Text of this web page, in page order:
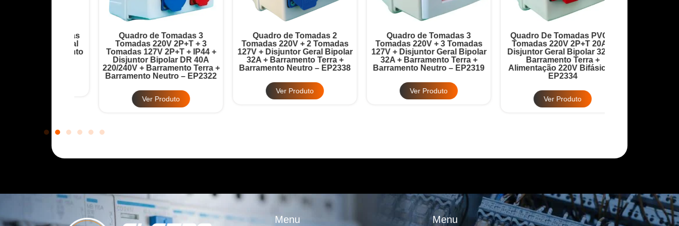
Quadro de Tomadas 3
Tomadas 220V 2P+T + 3
Tomadas 127V 2P+T + IP44 +
Disjuntor Bipolar DR 40A
220/240V + Barramento Terra +
Barramento Neutro – EP2322
Ver Produto
Quadro de Tomadas 2
Tomadas 220V + 2 Tomadas
127V + Disjuntor Geral Bipolar
32A + Barramento Terra +
Barramento Neutro – EP2338
Ver Produto
Quadro de Tomadas 3
Tomadas 220V + 3 Tomadas
127V + Disjuntor Geral Bipolar
32A + Barramento Terra +
Barramento Neutro – EP2319
Ver Produto
Quadro De Tomadas PVC 4
Tomadas 220V 2P+T 20A +
Disjuntor Geral Bipolar 32A +
Barramento Terra +
Alimentação 220V Bifásico –
EP2334
Ver Produto
Menu Menu